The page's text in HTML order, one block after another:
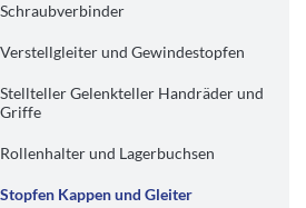
Schraubverbinder
Verstellgleiter und Gewindestopfen
Stellteller Gelenkteller Handräder und
Griffe
Rollenhalter und Lagerbuchsen
Stopfen Kappen und Gleiter